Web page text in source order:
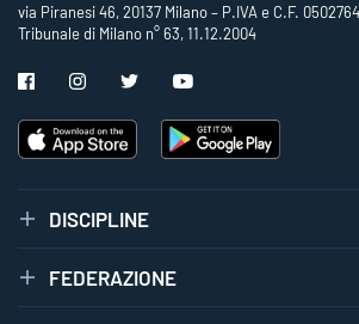
via Piranesi 46, 20137 Milano – P.IVA e C.F.
Tribunale di Milano n° 63, 11.12.2004
DISCIPLINE
FEDERAZIONE